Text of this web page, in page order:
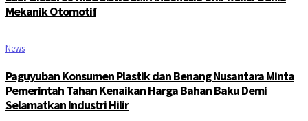
Mekanik Otomotif
News
Paguyuban Konsumen Plastik dan Benang Nusantara Minta
Pemerintah Tahan Kenaikan Harga Bahan Baku Demi
Selamatkan Industri Hilir